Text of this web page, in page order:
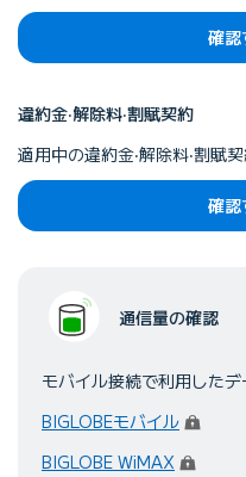
確認
違約⾦‧解除料‧割賦契約
適⽤中の違約⾦‧解除料‧割賦
確認
通信量の確認
モバイル接続で利⽤したデ
BIGLOBEモバイル（ログイ
BIGLOBE WiMAX （ログイ